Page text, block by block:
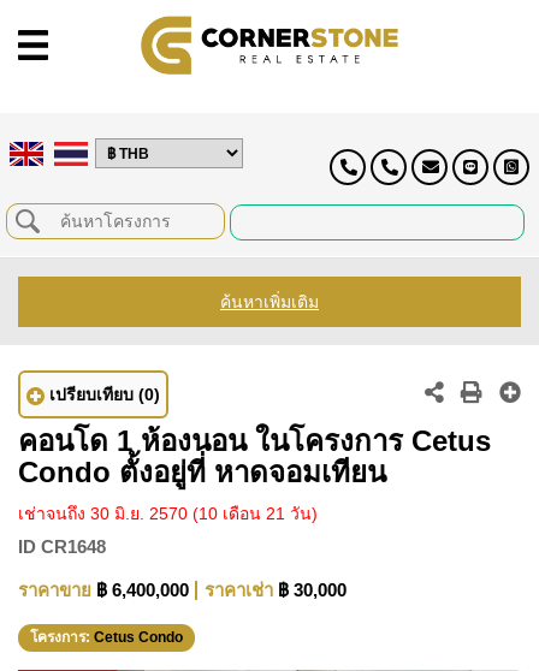
ค้นหาเพิ่มเติม
เปรียบเทียบ (0)
คอนโด 1 ห้องนอน ในโครงการ Cetus
Condo ตั้งอยู่ที่ หาดจอมเทียน
เช่าจนถึง 30 มิ.ย. 2570 (10 เดือน 21 วัน)
ID CR1648
ราคาขาย ฿ 6,400,000 ราคาเช่า ฿ 30,000
โครงการ: Cetus Condo